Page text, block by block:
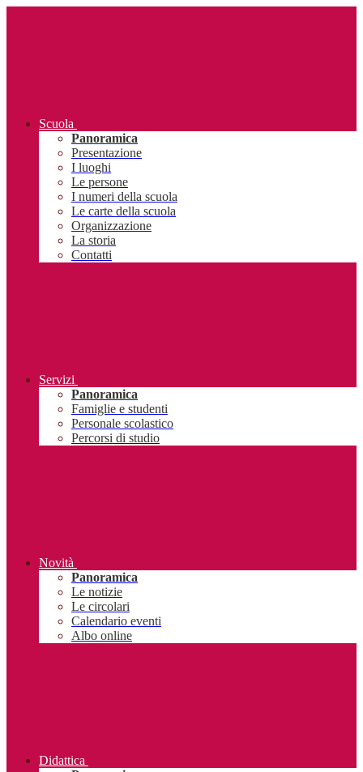
Scuola
Panoramica
Presentazione
I luoghi
Le persone
I numeri della scuola
Le carte della scuola
Organizzazione
La storia
Contatti
Servizi
Panoramica
Famiglie e studenti
Personale scolastico
Percorsi di studio
Novità
Panoramica
Le notizie
Le circolari
Calendario eventi
Albo online
Didattica